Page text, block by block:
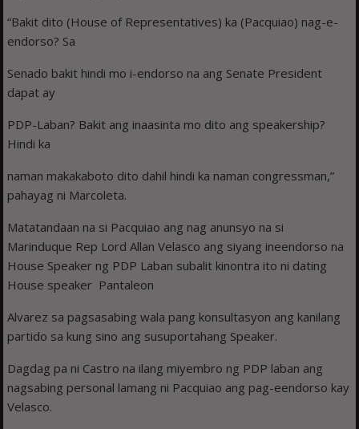
“Bakit dito (House of Representatives) ka (Pacquiao) nag-e-
endorso? Sa
Senado bakit hindi mo i-endorso na ang Senate President
dapat ay
PDP-Laban? Bakit ang inaasinta mo dito ang speakership?
Hindi ka
naman makakaboto dito dahil hindi ka naman congressman,”
pahayag ni Marcoleta.
Matatandaan na si Pacquiao ang nag anunsyo na si
Marinduque Rep Lord Allan Velasco ang siyang ineendorso na
House Speaker ng PDP Laban subalit kinontra ito ni dating
House speaker Pantaleon
Alvarez sa pagsasabing wala pang konsultasyon ang kanilang
partido sa kung sino ang susuportahang Speaker.
Dagdag pa ni Castro na ilang miyembro ng PDP laban ang
nagsabing personal lamang ni Pacquiao ang pag-eendorso kay
Velasco.